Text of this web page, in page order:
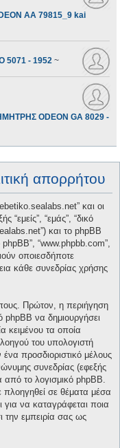
AA 79815_9 kai
5071 - 1952 ~
ODEON GA 8029 -
απορρήτου
και οι
“εμείς”, “εμάς”, “δικό
και το phpBB
phpBB”, “www.phpbb.com”,
οποιεσδήποτε
κάθε συνεδρίας χρήσης
Πρώτον, η περιήγηση
phpBB να δημιουργήσει
κειμένου τα οποία
του υπολογιστή
προσδιοριστικό μέλους
συνεδρίας (εφεξής
το λογισμικό phpBB.
πλοηγηθεί σε θέματα μέσα
για να καταγράφεται ποια
την εμπειρία σας ως